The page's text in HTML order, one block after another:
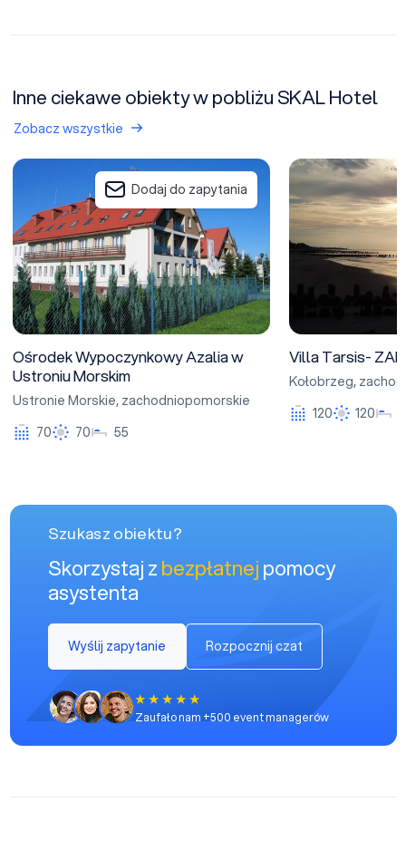
Inne ciekawe obiekty w pobliżu SKAL Hotel
Zobacz wszystkie
Ośrodek Wypoczynkowy Azalia w Ustroniu Morskim
Dodaj do zapytania
Ośrodek Wypoczynkowy Azalia w
Ustroniu Morskim
Ustronie Morskie, zachodniopomorskie
70
70 55
Villa Tarsis-
Villa Tarsis-
Kołobrzeg,
120
120
Szukasz obiektu?
Skorzystaj zbezpłatnejpomocy
asystenta
Wyślij zapytanie Rozpocznij czat
Zaufało nam +500 event managerów